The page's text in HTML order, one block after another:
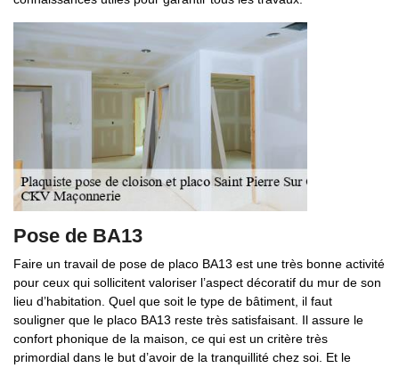
Pose de BA13
Faire un travail de pose de placo BA13 est une très bonne activité
pour ceux qui sollicitent valoriser l’aspect décoratif du mur de son
lieu d’habitation. Quel que soit le type de bâtiment, il faut
souligner que le placo BA13 reste très satisfaisant. Il assure le
confort phonique de la maison, ce qui est un critère très
primordial dans le but d’avoir de la tranquillité chez soi. Et le